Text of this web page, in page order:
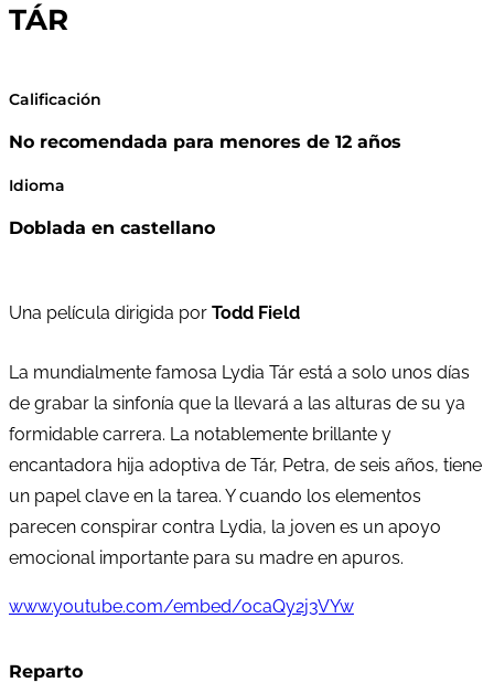
TÁR
Calificación
No recomendada para menores de 12 años
Idioma
Doblada en castellano
Una película dirigida por Todd Field
La mundialmente famosa Lydia Tár está a solo unos días
de grabar la sinfonía que la llevará a las alturas de su ya
formidable carrera. La notablemente brillante y
encantadora hija adoptiva de Tár, Petra, de seis años, tiene
un papel clave en la tarea. Y cuando los elementos
parecen conspirar contra Lydia, la joven es un apoyo
emocional importante para su madre en apuros.
www.youtube.com/embed/ocaQy2j3VYw
Reparto